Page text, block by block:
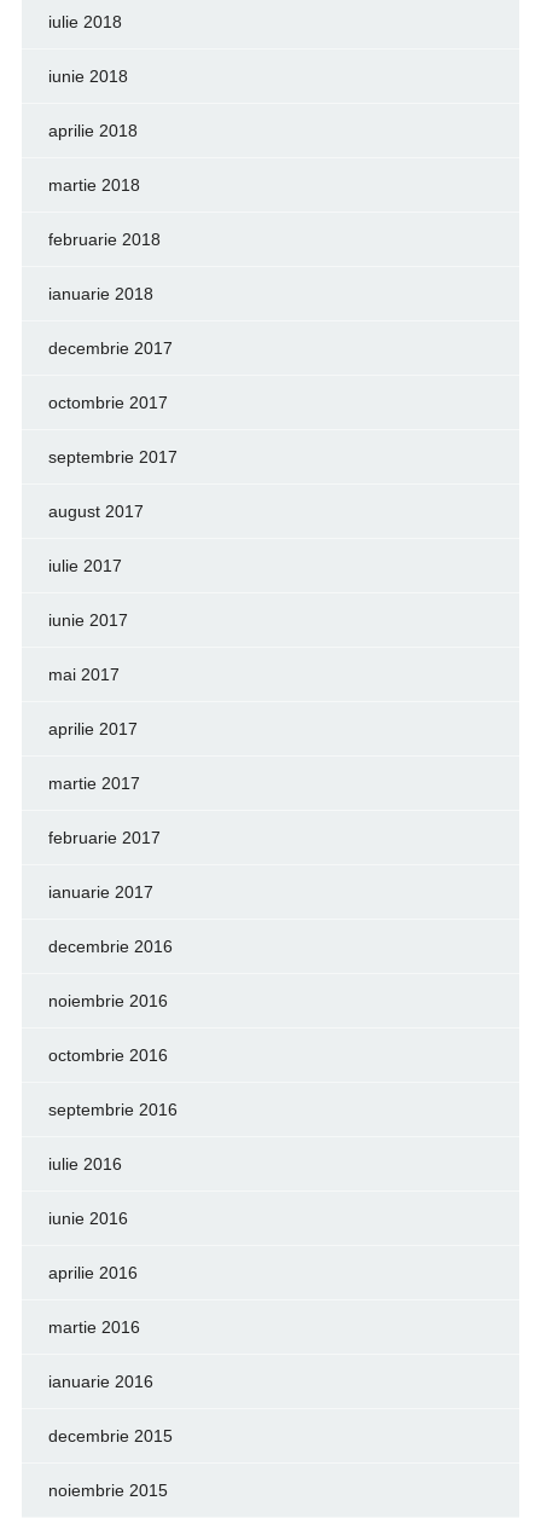
iulie 2018
iunie 2018
aprilie 2018
martie 2018
februarie 2018
ianuarie 2018
decembrie 2017
octombrie 2017
septembrie 2017
august 2017
iulie 2017
iunie 2017
mai 2017
aprilie 2017
martie 2017
februarie 2017
ianuarie 2017
decembrie 2016
noiembrie 2016
octombrie 2016
septembrie 2016
iulie 2016
iunie 2016
aprilie 2016
martie 2016
ianuarie 2016
decembrie 2015
noiembrie 2015